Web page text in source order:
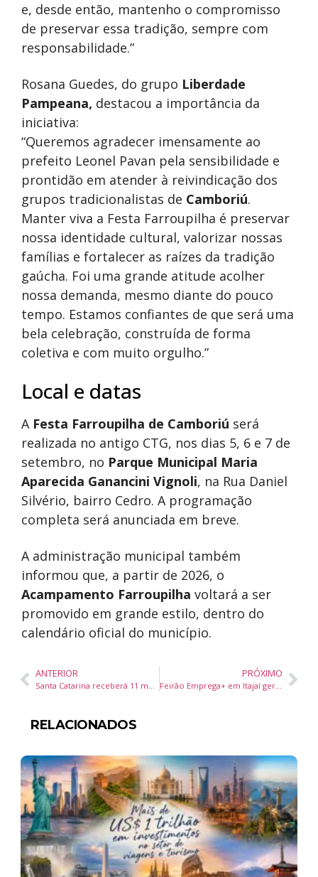
e, desde então, mantenho o compromisso
de preservar essa tradição, sempre com
responsabilidade.”
Rosana Guedes, do grupo Liberdade
Pampeana, destacou a importância da
iniciativa:
“Queremos agradecer imensamente ao
prefeito Leonel Pavan pela sensibilidade e
prontidão em atender à reivindicação dos
grupos tradicionalistas de Camboriú.
Manter viva a Festa Farroupilha é preservar
nossa identidade cultural, valorizar nossas
famílias e fortalecer as raízes da tradição
gaúcha. Foi uma grande atitude acolher
nossa demanda, mesmo diante do pouco
tempo. Estamos confiantes de que será uma
bela celebração, construída de forma
coletiva e com muito orgulho.”
Local e datas
A Festa Farroupilha de Camboriú será
realizada no antigo CTG, nos dias 5, 6 e 7 de
setembro, no Parque Municipal Maria
Aparecida Ganancini Vignoli, na Rua Daniel
Silvério, bairro Cedro. A programação
completa será anunciada em breve.
A administração municipal também
informou que, a partir de 2026, o
Acampamento Farroupilha voltará a ser
promovido em grande estilo, dentro do
calendário oficial do município.
ANTERIOR
Santa Catarina receberá 11 médicos especialistas do programa Agora Tem Especialistas a partir de setembro
PRÓXIMO
Feirão Emprega+ em Itajaí gera mais de 1,3 mil encaminhamentos e contratações
RELACIONADOS